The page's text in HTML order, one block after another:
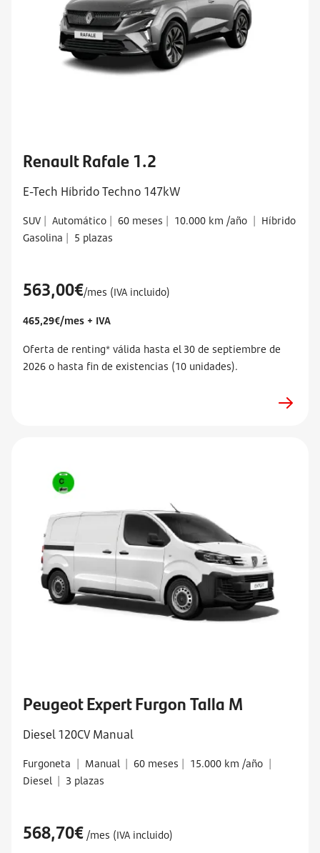
Renault Rafale 1.2
E-Tech Híbrido Techno 147kW
SUV | Automático | 60 meses | 10.000 km /año | Híbrido
Gasolina | 5 plazas
563,00€/mes (IVA incluido)
465,29€/mes + IVA
Oferta de renting* válida hasta el 30 de septiembre de
2026 o hasta fin de existencias (10 unidades).
Peugeot Expert Furgon Talla M
Diesel 120CV Manual
Furgoneta | Manual | 60 meses | 15.000 km /año |
Diesel | 3 plazas
568,70€ /mes (IVA incluido)